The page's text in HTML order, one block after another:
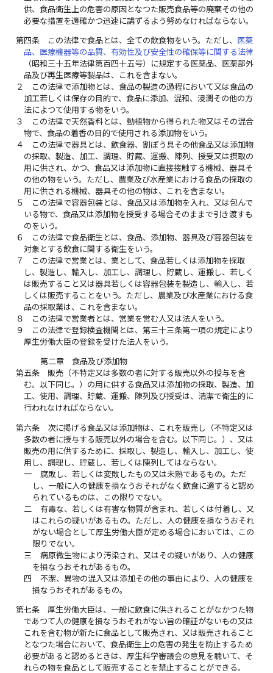
供、食品衛生上の危害の原因となつた販売食品等の廃棄その他の
必要な措置を適確かつ迅速に講ずるよう努めなければならない。
第四条 この法律で食品とは、全ての飲食物をいう。ただし、 医薬
品、医療機器等の品質、有効性及び安全性の確保等に関する法律
（昭和三十五年法律第百四十五号）に規定する医薬品、医薬部外
品及び再生医療等製品は、これを含まない。
２
この法律で添加物とは、食品の製造の過程において又は食品の
加工若しくは保存の目的で、食品に添加、混和、浸潤その他の方
法によつて使用する物をいう。
３
この法律で天然香料とは、動植物から得られた物又はその混合
物で、食品の着香の目的で使用される添加物をいう。
４
この法律で器具とは、飲食器、割ぽう具その他食品又は添加物
の採取、製造、加工、調理、貯蔵、運搬、陳列、授受又は摂取の
用に供され、かつ、食品又は添加物に直接接触する機械、器具そ
の他の物をいう。ただし、農業及び水産業における食品の採取の
用に供される機械、器具その他の物は、これを含まない。
５
この法律で容器包装とは、食品又は添加物を入れ、又は包んで
いる物で、食品又は添加物を授受する場合そのままで引き渡すも
のをいう。
６
この法律で食品衛生とは、食品、添加物、器具及び容器包装を
対象とする飲食に関する衛生をいう。
７
この法律で営業とは、業として、食品若しくは添加物を採取
し、製造し、輸入し、加工し、調理し、貯蔵し、運搬し、若しく
は販売すること又は器具若しくは容器包装を製造し、輸入し、若
しくは販売することをいう。ただし、農業及び水産業における食
品の採取業は、これを含まない。
８
この法律で営業者とは、営業を営む人又は法人をいう。
９
この法律で登録検査機関とは、第三十三条第一項の規定により
厚生労働大臣の登録を受けた法人をいう。
第二章 食品及び添加物
第五条
販売（不特定又は多数の者に対する販売以外の授与を含
む。以下同じ。）の用に供する食品又は添加物の採取、製造、加
工、使用、調理、貯蔵、運搬、陳列及び授受は、清潔で衛生的に
行われなければならない。
第六条
次に掲げる食品又は添加物は、これを販売し（不特定又は
多数の者に授与する販売以外の場合を含む。以下同じ。）、又は
販売の用に供するために、採取し、製造し、輸入し、加工し、使
用し、調理し、貯蔵し、若しくは陳列してはならない。
一
腐敗し、若しくは変敗したもの又は未熟であるもの。ただ
し、一般に人の健康を損なうおそれがなく飲食に適すると認め
られているものは、この限りでない。
二
有毒な、若しくは有害な物質が含まれ、若しくは付着し、又
はこれらの疑いがあるもの。ただし、人の健康を損なうおそれ
がない場合として厚生労働大臣が定める場合においては、この
限りでない。
三
病原微生物により汚染され、又はその疑いがあり、人の健康
を損なうおそれがあるもの。
四
不潔、異物の混入又は添加その他の事由により、人の健康を
損なうおそれがあるもの。
第七条
厚生労働大臣は、一般に飲食に供されることがなかつた物
であつて人の健康を損なうおそれがない旨の確証がないもの又は
これを含む物が新たに食品として販売され、又は販売されること
となつた場合において、食品衛生上の危害の発生を防止するため
必要があると認めるときは、厚生科学審議会の意見を聴いて、そ
れらの物を食品として販売することを禁止することができる。